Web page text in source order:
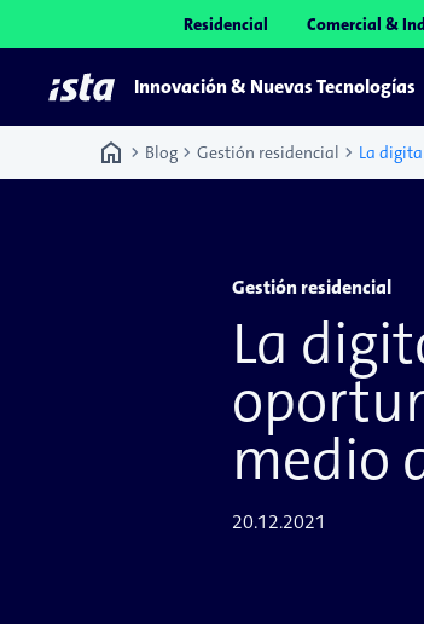
Residencial Comercial &
Innovación & Nuevas Tecnologías
home chevron_right Blog chevron_right Gestión residencial chevron_right
Gestión residencial
La
medio
20.12.2021